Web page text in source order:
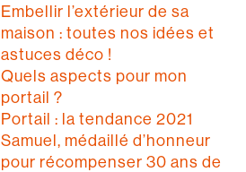
Embellir l’extérieur de sa
maison : toutes nos idées et
astuces déco !
Quels aspects pour mon
portail ?
Portail : la tendance 2021
Samuel, médaillé d’honneur
pour récompenser 30 ans de